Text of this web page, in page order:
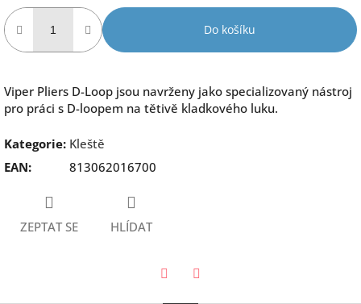
Do košíku
Viper Pliers D-Loop jsou navrženy jako specializovaný nástroj
pro práci s D-loopem na tětivě kladkového luku.
Kategorie: Kleště
EAN: 813062016700
ZEPTAT SE HLÍDAT